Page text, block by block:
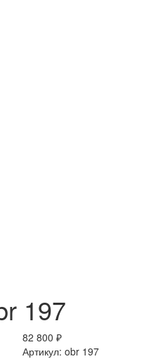
197
82 800 ₽
Артикул: obr 197